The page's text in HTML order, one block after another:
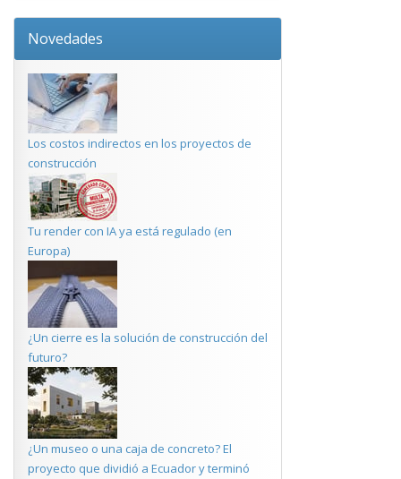
Novedades
Los costos indirectos en los proyectos de
construcción
Tu render con IA ya está regulado (en
Europa)
¿Un cierre es la solución de construcción del
futuro?
¿Un museo o una caja de concreto? El
proyecto que dividió a Ecuador y terminó